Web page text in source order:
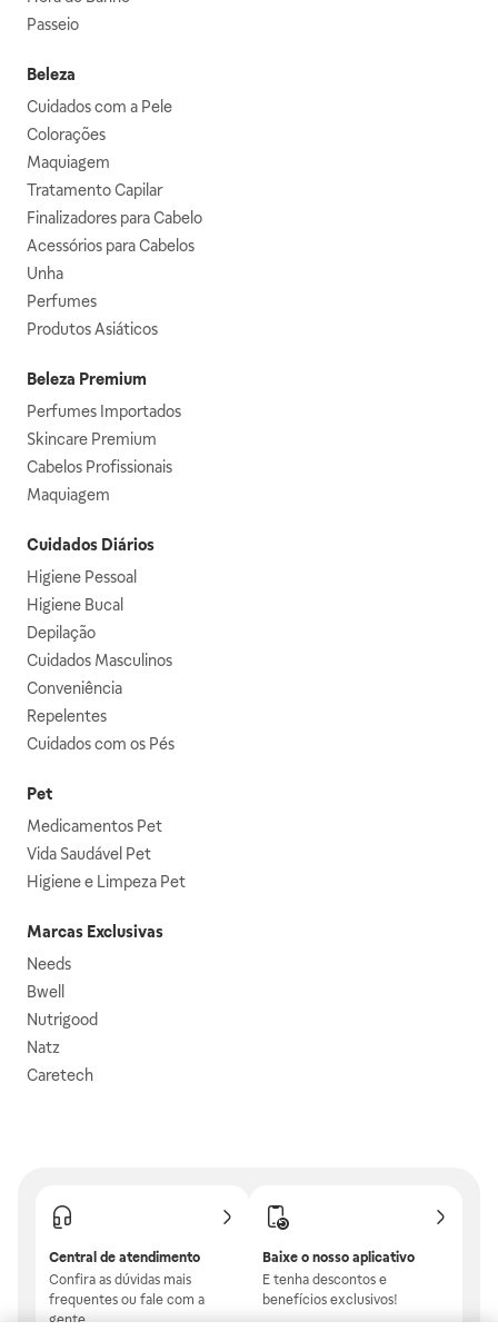
Passeio
Beleza
Cuidados com a Pele
Colorações
Maquiagem
Tratamento Capilar
Finalizadores para Cabelo
Acessórios para Cabelos
Unha
Perfumes
Produtos Asiáticos
Beleza Premium
Perfumes Importados
Skincare Premium
Cabelos Profissionais
Maquiagem
Cuidados Diários
Higiene Pessoal
Higiene Bucal
Depilação
Cuidados Masculinos
Conveniência
Repelentes
Cuidados com os Pés
Pet
Medicamentos Pet
Vida Saudável Pet
Higiene e Limpeza Pet
Marcas Exclusivas
Needs
Bwell
Nutrigood
Natz
Caretech
Central de atendimento
Confira as dúvidas mais
frequentes ou fale com a
gente.
Baixe o nosso aplicativo
E tenha descontos e
benefícios exclusivos!